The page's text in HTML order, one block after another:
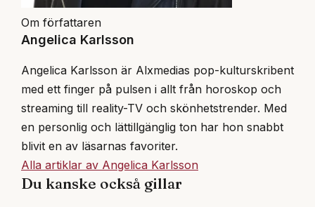
Om författaren
Angelica Karlsson
Angelica Karlsson är Alxmedias pop-kulturskribent
med ett finger på pulsen i allt från horoskop och
streaming till reality-TV och skönhetstrender. Med
en personlig och lättillgänglig ton har hon snabbt
blivit en av läsarnas favoriter.
Alla artiklar av Angelica Karlsson
Du kanske också gillar